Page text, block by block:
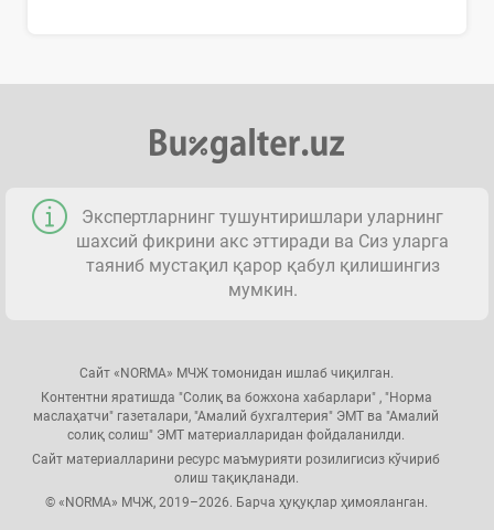
Экспертларнинг тушунтиришлари уларнинг
шахсий фикрини акс эттиради ва Сиз уларга
таяниб мустақил қарор қабул қилишингиз
мумкин.
Сайт «NORMA» МЧЖ томонидан ишлаб чиқилган.
Контентни яратишда "Солиқ ва божхона хабарлари" , "Норма
маслаҳатчи" газеталари, "Амалий бухгалтерия" ЭМТ ва "Амалий
солиқ солиш" ЭМТ материалларидан фойдаланилди.
Сайт материалларини ресурс маъмурияти розилигисиз кўчириб
олиш тақиқланади.
© «NORMA» МЧЖ, 2019–2026. Барча ҳуқуқлар ҳимояланган.